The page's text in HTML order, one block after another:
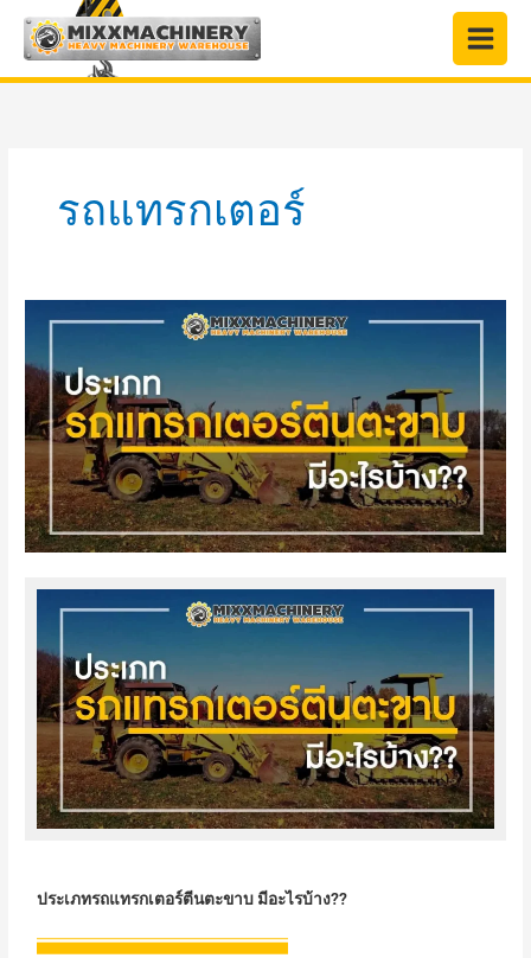
content
รถแทรกเตอร์
ประเภทรถแทรกเตอร์ตีนตะขาบ มีอะไรบ้าง??
แทรกเตอร์
ตีน
ตะขาบ
มี
อะไร
บ้าง